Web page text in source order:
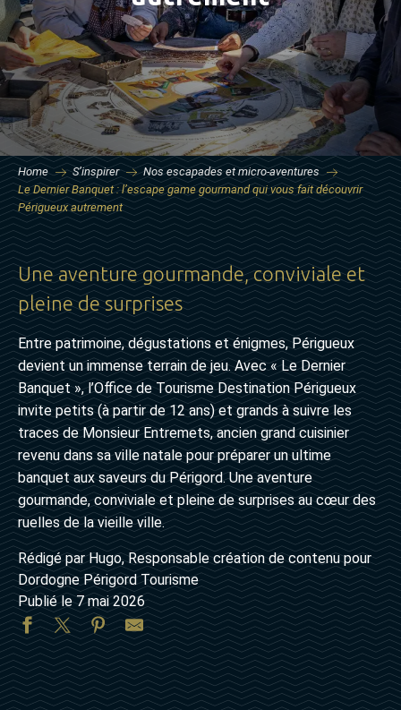
Home S’inspirer
Nos escapades et micro-aventures
Le Dernier Banquet : l’escape game gourmand qui vous fait découvrir
Périgueux autrement
Une aventure gourmande, conviviale et
pleine de surprises
Entre patrimoine, dégustations et énigmes, Périgueux
devient un immense terrain de jeu. Avec « Le Dernier
Banquet », l’Office de Tourisme Destination Périgueux
invite petits (à partir de 12 ans) et grands à suivre les
traces de Monsieur Entremets, ancien grand cuisinier
revenu dans sa ville natale pour préparer un ultime
banquet aux saveurs du Périgord. Une aventure
gourmande, conviviale et pleine de surprises au cœur des
ruelles de la vieille ville.
Rédigé par Hugo, Responsable création de contenu pour
Dordogne Périgord Tourisme
Publié le 7 mai 2026